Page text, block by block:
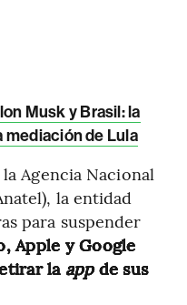
Musk y Brasil: la
mediación de Lula
Agencia Nacional
la entidad
para suspender
Apple y Google
la appde sus